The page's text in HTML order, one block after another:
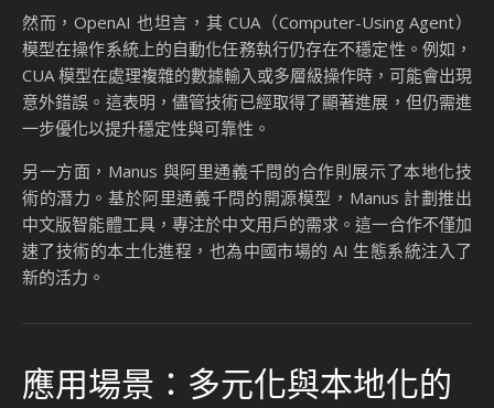
然而，OpenAI 也坦言，其 CUA（Computer-Using Agent）
模型在操作系統上的自動化任務執行仍存在不穩定性。例如，
CUA 模型在處理複雜的數據輸入或多層級操作時，可能會出現
意外錯誤。這表明，儘管技術已經取得了顯著進展，但仍需進
一步優化以提升穩定性與可靠性。
另一方面，Manus 與阿里通義千問的合作則展示了本地化技
術的潛力。基於阿里通義千問的開源模型，Manus 計劃推出
中文版智能體工具，專注於中文用戶的需求。這一合作不僅加
速了技術的本土化進程，也為中國市場的 AI 生態系統注入了
新的活力。
應用場景：多元化與本地化的